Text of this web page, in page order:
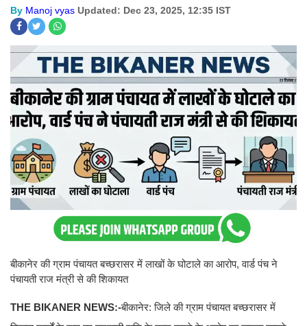
By Manoj vyas Updated: Dec 23, 2025, 12:35 IST
बीकानेर की ग्राम पंचायत बच्छरासर में लाखों के घोटाले का आरोप, वार्ड पंच ने
पंचायती राज मंत्री से की शिकायत
THE BIKANER NEWS:-​बीकानेर: जिले की ग्राम पंचायत बच्छरासर में